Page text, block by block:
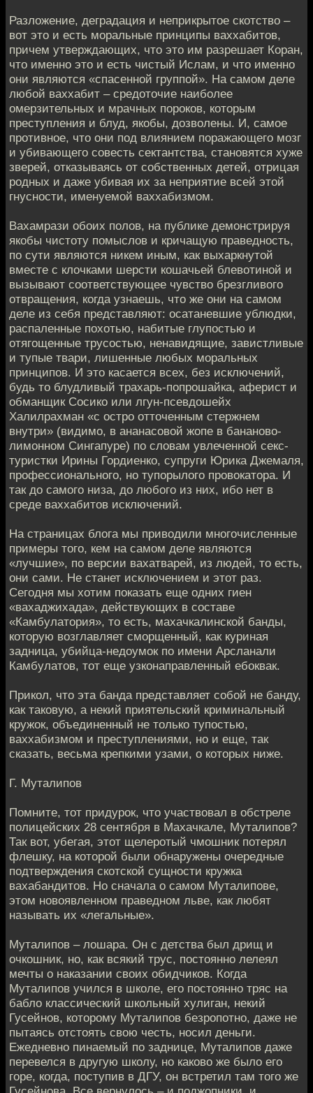
Разложение, деградация и неприкрытое скотство –
вот это и есть моральные принципы ваххабитов,
причем утверждающих, что это им разрешает Коран,
что именно это и есть чистый Ислам, и что именно
они являются «спасенной группой». На самом деле
любой ваххабит – средоточие наиболее
омерзительных и мрачных пороков, которым
преступления и блуд, якобы, дозволены. И, самое
противное, что они под влиянием поражающего мозг
и убивающего совесть сектантства, становятся хуже
зверей, отказываясь от собственных детей, отрицая
родных и даже убивая их за неприятие всей этой
гнусности, именуемой ваххабизмом.
Вахамрази обоих полов, на публике демонстрируя
якобы чистоту помыслов и кричащую праведность,
по сути являются никем иным, как выхаркнутой
вместе с клочками шерсти кошачьей блевотиной и
вызывают соответствующее чувство брезгливого
отвращения, когда узнаешь, что же они на самом
деле из себя представляют: осатаневшие ублюдки,
распаленные похотью, набитые глупостью и
отягощенные трусостью, ненавидящие, завистливые
и тупые твари, лишенные любых моральных
принципов. И это касается всех, без исключений,
будь то блудливый трахарь-попрошайка, аферист и
обманщик Сосико или лгун-псевдошейх
Халилрахман «с остро отточенным стержнем
внутри» (видимо, в ананасовой жопе в бананово-
лимонном Сингапуре) по словам увлеченной секс-
туристки Ирины Гордиенко, супруги Юрика Джемаля,
профессионального, но тупорылого провокатора. И
так до самого низа, до любого из них, ибо нет в
среде ваххабитов исключений.
На страницах блога мы приводили многочисленные
примеры того, кем на самом деле являются
«лучшие», по версии вахатварей, из людей, то есть,
они сами. Не станет исключением и этот раз.
Сегодня мы хотим показать еще одних гиен
«вахаджихада», действующих в составе
«Камбулатория», то есть, махачкалинской банды,
которую возглавляет сморщенный, как куриная
задница, убийца-недоумок по имени Арсланали
Камбулатов, тот еще узконаправленный ебоквак.
Прикол, что эта банда представляет собой не банду,
как таковую, а некий приятельский криминальный
кружок, объединенный не только тупостью,
ваххабизмом и преступлениями, но и еще, так
сказать, весьма крепкими узами, о которых ниже.
Г. Муталипов
Помните, тот придурок, что участвовал в обстреле
полицейских 28 сентября в Махачкале, Муталипов?
Так вот, убегая, этот щелеротый чмошник потерял
флешку, на которой были обнаружены очередные
подтверждения скотской сущности кружка
вахабандитов. Но сначала о самом Муталипове,
этом новоявленном праведном льве, как любят
называть их «легальные».
Муталипов – лошара. Он с детства был дрищ и
очкошник, но, как всякий трус, постоянно лелеял
мечты о наказании своих обидчиков. Когда
Муталипов учился в школе, его постоянно тряс на
бабло классический школьный хулиган, некий
Гусейнов, которому Муталипов безропотно, даже не
пытаясь отстоять свою честь, носил деньги.
Ежедневно пинаемый по заднице, Муталипов даже
перевелся в другую школу, но каково же было его
горе, когда, поступив в ДГУ, он встретил там того же